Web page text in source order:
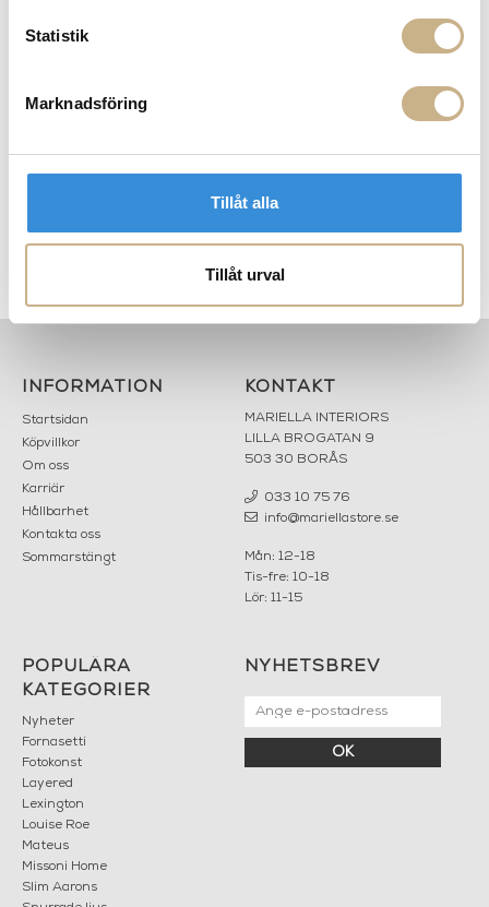
Statistik
Marknadsföring
Tillåt alla
Tillåt urval
INFORMATION
Startsidan
Köpvillkor
Om oss
Karriär
Hållbarhet
Kontakta oss
Sommarstängt
KONTAKT
MARIELLA INTERIORS
LILLA BROGATAN 9
503 30 BORÅS
033 10 75 76
info@mariellastore.se
Mån: 12-18
Tis-fre: 10-18
Lör: 11-15
POPULÄRA
KATEGORIER
Nyheter
Fornasetti
Fotokonst
Layered
Lexington
Louise Roe
Mateus
Missoni Home
Slim Aarons
NYHETSBREV
OK